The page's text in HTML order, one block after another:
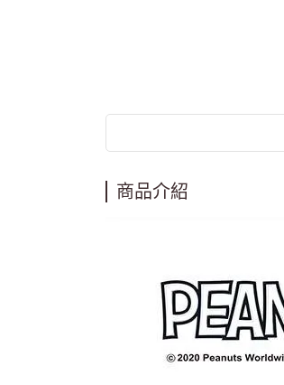
商品介紹